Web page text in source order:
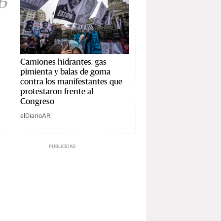
Camiones hidrantes, gas
pimienta y balas de goma
contra los manifestantes que
protestaron frente al
Congreso
elDiarioAR